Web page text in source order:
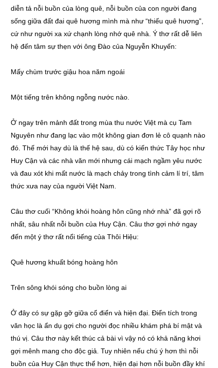
diễn tả nỗi buồn của lòng quê, nỗi buồn của con người đang
sống giữa đất đai quê hương mình mà như “thiếu quê hương”,
cứ như người xa xứ chạnh lòng nhớ quê nhà. Ý thơ rất dễ liên
hệ đến tâm sự thẹn với ông Đào của Nguyễn Khuyến:
Mấy chùm trước giậu hoa năm ngoái
Một tiếng trên không ngỗng nước nào.
Ở ngay trên mảnh đất trong mùa thu nước Việt mà cụ Tam
Nguyên như đang lạc vào một không gian đơn lẻ cô quạnh nào
đó. Thế mới hay dù là thế hệ sau, dù có kiến thức Tây học như
Huy Cận và các nhà văn mới nhưng cái mạch ngầm yêu nước
và đau xót khi mất nước là mạch chảy trong tình cảm lí trí, tâm
thức xưa nay của người Việt Nam.
Câu thơ cuối “Không khói hoàng hôn cũng nhớ nhà” đã gợi rõ
nhất, sâu nhất nỗi buồn của Huy Cận. Câu thơ gợi nhớ ngay
đến một ý thơ rất nổi tiếng của Thôi Hiệu:
Quê hương khuất bóng hoàng hôn
Trên sông khói sóng cho buồn lòng ai
Ở đây có sự gặp gỡ giữa cổ điển và hiện đại. Điển tích trong
văn học là ẩn dụ gợi cho người đọc nhiều khám phá bí mật và
thú vị. Câu thơ này kết thúc cả bài vì vậy nó có khả năng khơi
gợi mênh mang cho độc giả. Tuy nhiên nếu chú ý hơn thì nỗi
buồn của Huy Cận thực thể hơn, hiện đại hơn nỗi buồn đầy khí